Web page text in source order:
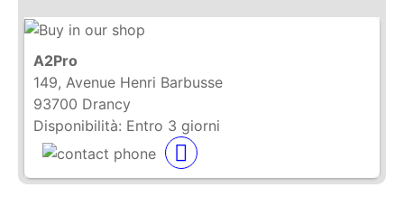
A2Pro
149, Avenue Henri Barbusse
93700 Drancy
Disponibilità: Entro 3 giorni